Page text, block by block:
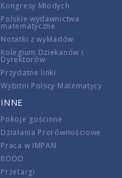
Kongresy Młodych
Polskie wydawnictwa
matematyczne
Notatki z wykładów
Kolegium Dziekanów i
Dyrektorów
Przydatne linki
Wybitni Polscy Matematycy
INNE
Pokoje gościnne
Działania Prorównościowe
Praca w IMPAN
RODO
Przetargi